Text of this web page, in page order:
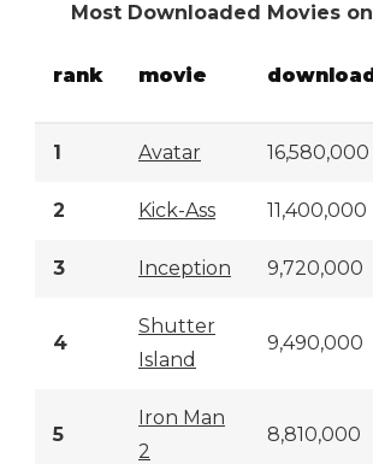
Most Downloaded Movies
rank movie
1 Avatar 16,580,000
2 Kick-Ass 11,400,000
3 Inception 9,720,000
4
Shutter
Island
9,490,000
5
Iron Man
2
8,810,000